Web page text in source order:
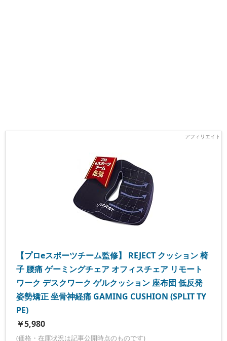
【プロeスポーツチーム監修】 REJECT クッション 椅
子 腰痛 ゲーミングチェア オフィスチェア リモート
ワーク デスクワーク ゲルクッション 座布団 低反発
姿勢矯正 坐骨神経痛 GAMING CUSHION (SPLIT TY
PE)
￥5,980
(価格・在庫状況は記事公開時点のものです)